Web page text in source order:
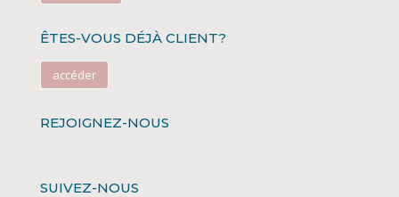
ÊTES-VOUS DÉJÀ CLIENT?
accéder
REJOIGNEZ-NOUS
SUIVEZ-NOUS